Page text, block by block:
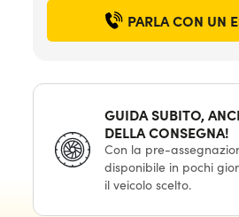
PARLA CON UN
GUIDA SUBITO,
DELLA CONSEGNA!
Con la pre-
disponibile in pochi
il veicolo scelto.